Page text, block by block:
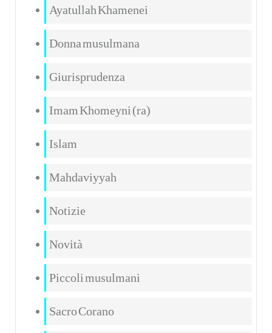
Ayatullah Khamenei
Donna musulmana
Giurisprudenza
Imam Khomeyni (ra)
Islam
Mahdaviyyah
Notizie
Novità
Piccoli musulmani
Sacro Corano